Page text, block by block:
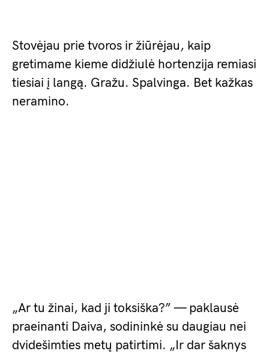
Stovėjau prie tvoros ir žiūrėjau, kaip
gretimame kieme didžiulė hortenzija remiasi
tiesiai į langą. Gražu. Spalvinga. Bet kažkas
neramino.
„Ar tu žinai, kad ji toksiška?” — paklausė
praeinanti Daiva, sodininkė su daugiau nei
dvidešimties metų patirtimi. „Ir dar šaknys